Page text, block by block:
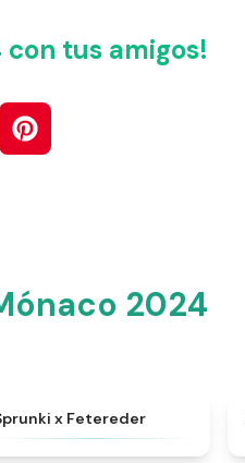
tus amigos!
2024
x Fetereder